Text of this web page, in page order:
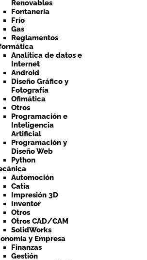
Renovables
Fontanería
Frío
Gas
Reglamentos
Analítica de datos e
Internet
Android
Diseño Gráfico y
Fotografía
Ofimática
Otros
Programación e
Inteligencia
Artificial
Programación y
Diseño Web
Python
Automoción
Catia
Impresión 3D
Inventor
Otros
Otros CAD/CAM
SolidWorks
y Empresa
Finanzas
Gestión